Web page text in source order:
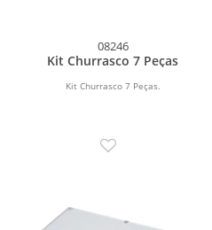
08246
Kit Churrasco 7 Peças
Kit Churrasco 7 Peças.